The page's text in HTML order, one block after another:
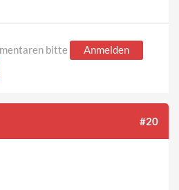
bitte
Anmelden
#20